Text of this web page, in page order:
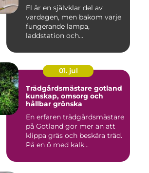
El är en självklar del av
vardagen, men bakom varje
fungerande lampa,
laddstation och
01. jul
Trädgårdsmästare gotland
kunskap, omsorg och
hållbar grönska
En erfaren trädgårdsmästare
på Gotland gör mer än att
klippa gräs och beskära träd.
På en ö med kalk...